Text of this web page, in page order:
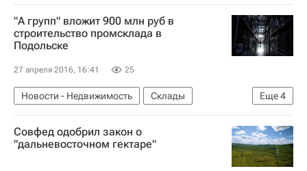
"А групп" вложит 900 млн руб в
строительство промсклада в
Подольске
27 апреля 2016, 16:41 25
Еще4
Новости - Недвижимость
Склады
Строительство
Коммерческая недвижимость
Московская область (Подмосковье)
Россия
Совфед одобрил закон о
"дальневосточном гектаре"